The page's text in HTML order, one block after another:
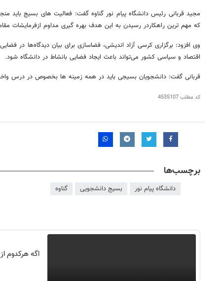
مجید قربانی رئیس دانشگاه پیام نور گناوه گفت: فعالیت های بسیج باید
که مهم ترین راهکاردر رسیدن به این هدف بهره گیری مداوم ازفرمایشات
وی افزود: برگزاری کرسی آزاد اندیشی، فضاسازی برای بیان دیدگاه‌ها در
اقتصاد و سیاسی کشور می‌تواند باعث ایجاد فضایی بانشاط در دانشگاه شود.
قربانی گفت: دانشجویان بسیجی باید در همه زمینه ها بخصوص در درس
کد مطلب4535107
برچسب‌ها
دانشگاه پیام نور بسیج دانشجویی گناوه
اگه هرکدوم